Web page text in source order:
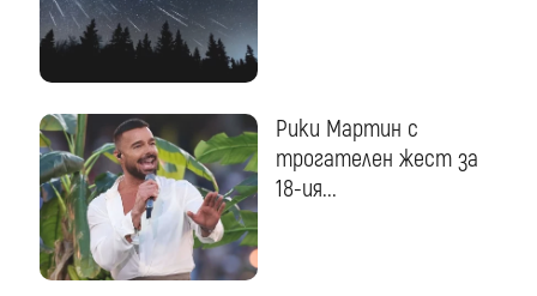
Рики Мартин с
трогателен жест за
18-ия...